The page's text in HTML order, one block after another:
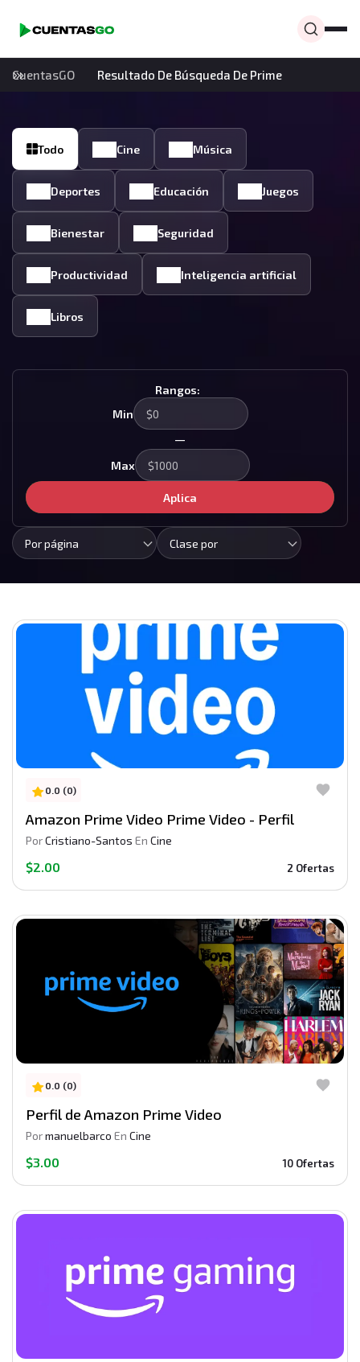
CuentasGO Resultado De Búsqueda De Prime
Todo Cine Música
Deportes Educación Juegos
Bienestar Seguridad
Productividad Inteligencia artificial
Libros
Rangos:
Min
—
Max
Aplica
Por página Clase por
0.0 (0)
Amazon Prime Video Prime Video - Perfil
PorCristiano-Santos En Cine
$2.00 2 Ofertas
0.0 (0)
Perfil de Amazon Prime Video
Pormanuelbarco En Cine
$3.00 10 Ofertas